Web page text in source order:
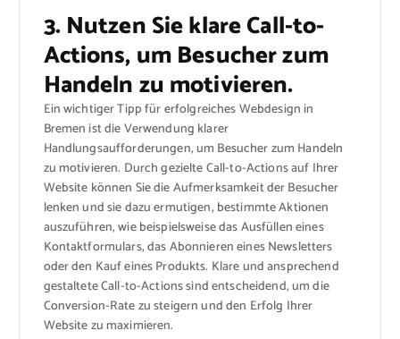
3. Nutzen Sie klare Call-to-
Actions, um Besucher zum
Handeln zu motivieren.
Ein wichtiger Tipp für erfolgreiches Webdesign in
Bremen ist die Verwendung klarer
Handlungsaufforderungen, um Besucher zum Handeln
zu motivieren. Durch gezielte Call-to-Actions auf Ihrer
Website können Sie die Aufmerksamkeit der Besucher
lenken und sie dazu ermutigen, bestimmte Aktionen
auszuführen, wie beispielsweise das Ausfüllen eines
Kontaktformulars, das Abonnieren eines Newsletters
oder den Kauf eines Produkts. Klare und ansprechend
gestaltete Call-to-Actions sind entscheidend, um die
Conversion-Rate zu steigern und den Erfolg Ihrer
Website zu maximieren.